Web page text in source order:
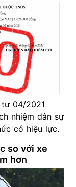
04/2021
nhiệm dân sự
có hiệu lực.
so với xe
hơn